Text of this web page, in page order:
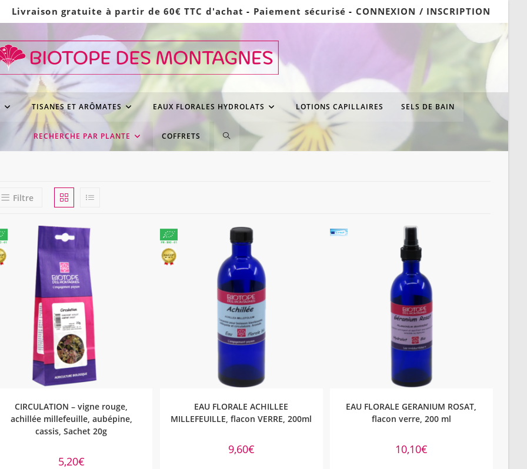
Livraison gratuite à partir de 60€ TTC d'achat - Paiement sécurisé - CONNEXION / INSCRIPTION
TISANES ET ARÔMATES EAUX FLORALES HYDROLATS LOTIONS CAPILLAIRES SELS DE BAIN
RECHERCHE PAR PLANTE COFFRETS TOGGLE
Filtre
CIRCULATION – vigne rouge,
achillée millefeuille, aubépine,
cassis, Sachet 20g
5,20€
EAU FLORALE ACHILLEE
MILLEFEUILLE, flacon VERRE, 200ml
9,60€
EAU FLORALE GERANIUM ROSAT,
flacon verre, 200 ml
10,10€